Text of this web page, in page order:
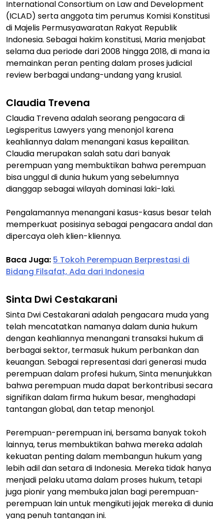
International Consortium on Law and Development
(ICLAD) serta anggota tim perumus Komisi Konstitusi
di Majelis Permusyawaratan Rakyat Republik
Indonesia. Sebagai hakim konstitusi, Maria menjabat
selama dua periode dari 2008 hingga 2018, di mana ia
memainkan peran penting dalam proses judicial
review berbagai undang-undang yang krusial.
Claudia Trevena
Claudia Trevena adalah seorang pengacara di
Legisperitus Lawyers yang menonjol karena
keahliannya dalam menangani kasus kepailitan.
Claudia merupakan salah satu dari banyak
perempuan yang membuktikan bahwa perempuan
bisa unggul di dunia hukum yang sebelumnya
dianggap sebagai wilayah dominasi laki-laki.
Pengalamannya menangani kasus-kasus besar telah
memperkuat posisinya sebagai pengacara andal dan
dipercaya oleh klien-kliennya.
Baca Juga: 5 Tokoh Perempuan Berprestasi di
Bidang Filsafat, Ada dari Indonesia
Sinta Dwi Cestakarani
Sinta Dwi Cestakarani adalah pengacara muda yang
telah mencatatkan namanya dalam dunia hukum
dengan keahliannya menangani transaksi hukum di
berbagai sektor, termasuk hukum perbankan dan
keuangan. Sebagai representasi dari generasi muda
perempuan dalam profesi hukum, Sinta menunjukkan
bahwa perempuan muda dapat berkontribusi secara
signifikan dalam firma hukum besar, menghadapi
tantangan global, dan tetap menonjol.
Perempuan-perempuan ini, bersama banyak tokoh
lainnya, terus membuktikan bahwa mereka adalah
kekuatan penting dalam membangun hukum yang
lebih adil dan setara di Indonesia. Mereka tidak hanya
menjadi pelaku utama dalam proses hukum, tetapi
juga pionir yang membuka jalan bagi perempuan-
perempuan lain untuk mengikuti jejak mereka di dunia
yang penuh tantangan ini.